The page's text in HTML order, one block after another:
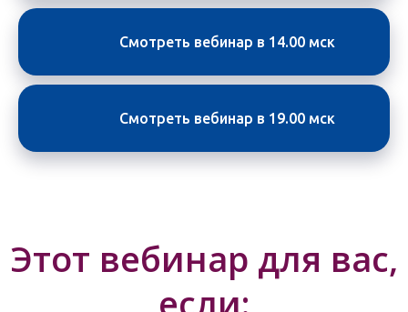
Смотреть вебинар в 14.00 мск
Смотреть вебинар в 19.00 мск
Вы мечтаете о том, чтобы
для всей семьи, а не